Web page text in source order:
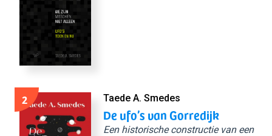
2 Taede A. Smedes
De ufo’s van Gorredijk
Een historische constructie van een